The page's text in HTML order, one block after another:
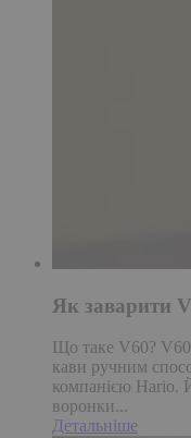
Як заварити
Що таке V60?
кави ручним
компанією Hario.
воронки...
Детальніше